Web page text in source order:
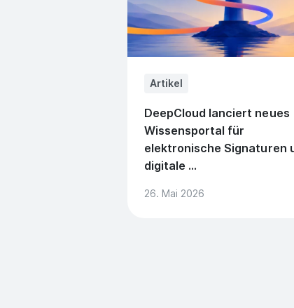
Artikel
DeepCloud lanciert neues
Wissensportal für
elektronische Signaturen
digitale ...
26. Mai 2026